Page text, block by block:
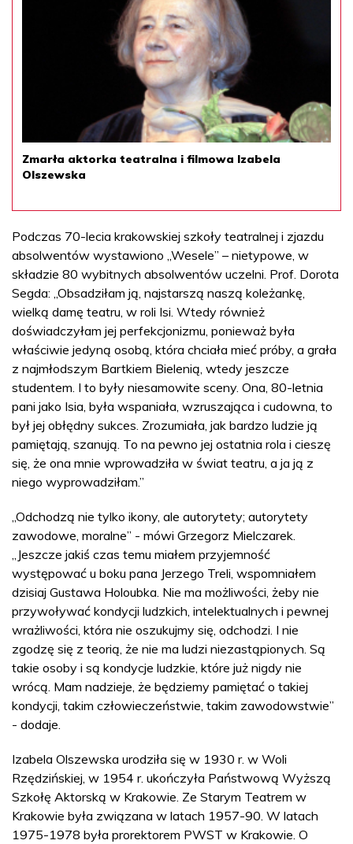
Zmarła aktorka teatralna i filmowa Izabela
Olszewska
Podczas 70-lecia krakowskiej szkoły teatralnej i zjazdu
absolwentów wystawiono „Wesele” – nietypowe, w
składzie 80 wybitnych absolwentów uczelni. Prof. Dorota
Segda: „Obsadziłam ją, najstarszą naszą koleżankę,
wielką damę teatru, w roli Isi. Wtedy również
doświadczyłam jej perfekcjonizmu, ponieważ była
właściwie jedyną osobą, która chciała mieć próby, a grała
z najmłodszym Bartkiem Bielenią, wtedy jeszcze
studentem. I to były niesamowite sceny. Ona, 80-letnia
pani jako Isia, była wspaniała, wzruszająca i cudowna, to
był jej obłędny sukces. Zrozumiała, jak bardzo ludzie ją
pamiętają, szanują. To na pewno jej ostatnia rola i cieszę
się, że ona mnie wprowadziła w świat teatru, a ja ją z
niego wyprowadziłam.”
„Odchodzą nie tylko ikony, ale autorytety; autorytety
zawodowe, moralne” - mówi Grzegorz Mielczarek.
„Jeszcze jakiś czas temu miałem przyjemność
występować u boku pana Jerzego Treli, wspomniałem
dzisiaj Gustawa Holoubka. Nie ma możliwości, żeby nie
przywoływać kondycji ludzkich, intelektualnych i pewnej
wrażliwości, która nie oszukujmy się, odchodzi. I nie
zgodzę się z teorią, że nie ma ludzi niezastąpionych. Są
takie osoby i są kondycje ludzkie, które już nigdy nie
wrócą. Mam nadzieje, że będziemy pamiętać o takiej
kondycji, takim człowieczeństwie, takim zawodowstwie”
- dodaje.
Izabela Olszewska urodziła się w 1930 r. w Woli
Rzędzińskiej, w 1954 r. ukończyła Państwową Wyższą
Szkołę Aktorską w Krakowie. Ze Starym Teatrem w
Krakowie była związana w latach 1957-90. W latach
1975-1978 była prorektorem PWST w Krakowie. O